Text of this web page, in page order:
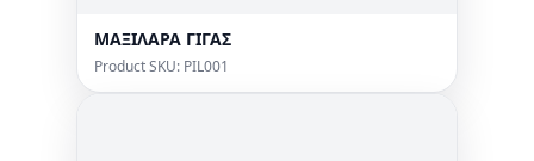
ΜΑΞΙΛΑΡΑ ΓΙΓΑΣ
Product SKU: PIL001